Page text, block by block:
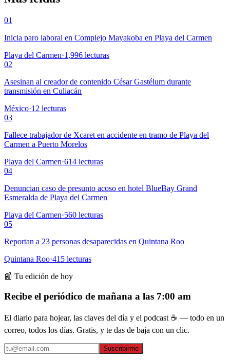
01
Inicia paro laboral en Complejo Mayakoba en Playa del Carmen
Playa del Carmen·1,996 lecturas
02
Asesinan al creador de contenido César Gastélum durante
transmisión en Culiacán
México·12 lecturas
03
Fallece trabajador de Xcaret en accidente en tramo de Playa del
Carmen a Puerto Morelos
Playa del Carmen·614 lecturas
04
Denuncian caso de presunto acoso en hotel BlueBay Grand
Esmeralda de Playa del Carmen
Playa del Carmen·560 lecturas
05
Reportan a 23 personas desaparecidas en Quintana Roo
Quintana Roo·415 lecturas
📰 Tu edición de hoy
Recibe el periódico de mañana a las 7:00 am
El diario para hojear, las claves del día y el podcast ☕ — todo en un
correo, todos los días. Gratis, y te das de baja con un clic.
Suscribirme